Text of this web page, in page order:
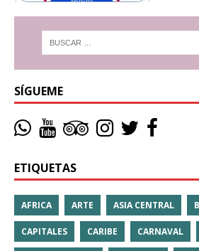
SÍGUEME
ETIQUETAS
AFRICA ARTE ASIA CENTRAL
CAPITALES CARIBE CARNAVAL